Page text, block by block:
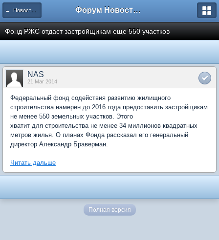
← Новости рынка недвижимости Форум Новостройки
Фонд РЖС отдаст застройщикам еще 550 участков
NAS
21 Mar 2014
Федеральный фонд содействия развитию жилищного
строительства намерен до 2016 года предоставить застройщикам
не менее 550 земельных участков. Этого
хватит для строительства не менее 34 миллионов квадратных
метров жилья. О планах Фонда рассказал его генеральный
директор Александр Браверман.
Читать дальше
Полная версия